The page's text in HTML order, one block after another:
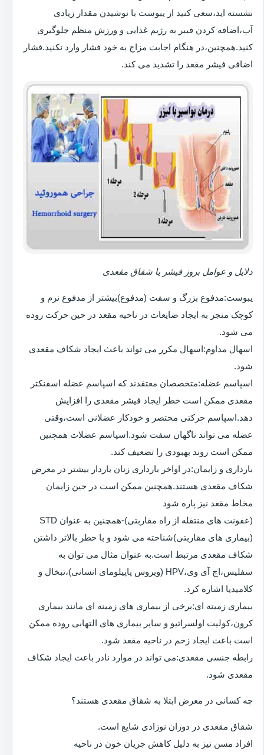
نشسته اید،سعی کنید از یبوست با نوشیدن مقدار زیادی
آب،اضافه کردن فیبر به رژیم غذایی و ورزش منظم جلوگیری
کنید.همچنین،در هنگام اجابت مزاج به خود فشار وارد نکنید.فشار
اضافی فیشر مقعد را تشدید می کند.
دلایل و عوامل بروز فیشر یا شقاق مقعدی
یبوست:مدفوع بزرگ و سفت (مدفوع)بیشتر از مدفوع نرم و
کوچک منجر به ایجاد ضایعات در ناحیه مقعد در حین حرکت روده
می شود.
اسهال مداوم:اسهال مکرر می تواند باعث ایجاد شکاف مقعدی
شود.
اسپاسم عضله:متخصصان معتقدند که اسپاسم عضله اسفنکتر
مقعدی ممکن است خطر ایجاد فیشر مقعدی را افزایش
دهد.اسپاسم حرکتی مختصر و خودکار عضلانی است،وقتی
عضله می تواند ناگهان سفت شود.اسپاسم عضلات همچنین
ممکن است روند بهبودی را تضعیف کند.
بارداری و زایمان:در اواخر بارداری زنان باردار بیشتر در معرض
شکاف مقعدی هستند.همچنین ممکن است در حین زایمان
مخاط مقعد نیز پاره شود
(عفونت های منتقله از راه مقاربتی)-همچنین به عنوان STD
(بیماری های مقاربتی)شناخته می شود و با خطر بالاتر داشتن
شکاف مقعدی مرتبط است.به عنوان مثال می توان به
سفلیس،اچ آی وی،HPV (ویروس پاپیلومای انسانی)،تبخال و
کلامیدیا اشاره کرد.
بیماری زمینه ای:برخی از بیماری های زمینه ای مانند بیماری
کرون،کولیت اولسراتیو و سایر بیماری های التهابی روده ممکن
است باعث ایجاد زخم در ناحیه مقعد شود.
رابطه جنسی مقعدی:می تواند در موارد نادر باعث ایجاد شکاف
مقعدی شود.
چه کسانی در معرض ابتلا به شقاق مقعدی هستند؟
شقاق مقعدی در دوران نوزادی شایع است.
افراد مسن نیز به دلیل کاهش جریان خون در ناحیه